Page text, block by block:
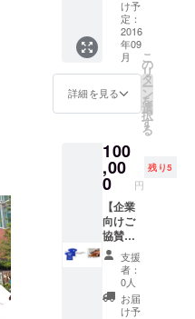
１階席
Ａ～Ｉ
列（９
列）の
ご優待
エリア
に1席確
す。
【アフ
ター
パー
ティー
ご招待
（1
名）】
イベン
トの翌
週に久
留米市
ブパ
フォー
マンス
権（1名
音楽祭
当日10
パ
フォー
マンス
権を進
呈しま
す。カ
ラオ
ケ、ソ
ロ、弾
き語
り、バ
ンド
ツ（2
着）】
支援者
様のご
氏名
（又は
ニック
たしま
す。※サ
イズはS
～Ｌか
らお選
び下さ
い。
【バッ
クス
テージ
ツアー
れたご
支援い
ただい
た皆様
のメン
バー
カード
Music
Clubが
開催す
るイベ
ント参
加優待
特典付
き。
【記念
Ｔシャ
ツ（3
着）】
ては、
実行委
員より
ご連絡
させて
いただ
きます
のでお
みの際
にご担
当者様
のご連
絡先を
明記下
さいま
すよう
お願い
いたし
ます。
け予
定：
2016
年09
月
詳細を見る
こ
の
リ
タ
ー
ン
を
選
択
す
る
100
,00
0 円
残り5
【企業
向けご
協賛特
典内容
につい
て】 詳
細につ
きまし
支援
者：
0人
お届
け予